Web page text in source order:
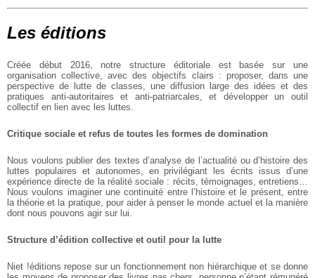
Les éditions
Créée début 2016, notre structure éditoriale est basée sur une
organisation collective, avec des objectifs clairs : proposer, dans une
perspective de lutte de classes, une diffusion large des idées et des
pratiques anti-autoritaires et anti-patriarcales, et développer un outil
collectif en lien avec les luttes.
Critique sociale et refus de toutes les formes de domination
Nous voulons publier des textes d’analyse de l’actualité ou d’histoire des
luttes populaires et autonomes, en privilégiant les écrits issus d’une
expérience directe de la réalité sociale : récits, témoignages, entretiens…
Nous voulons imaginer une continuité entre l’histoire et le présent, entre
la théorie et la pratique, pour aider à penser le monde actuel et la manière
dont nous pouvons agir sur lui.
Structure d’édition collective et outil pour la lutte
Niet !éditions repose sur un fonctionnement non hiérarchique et se donne